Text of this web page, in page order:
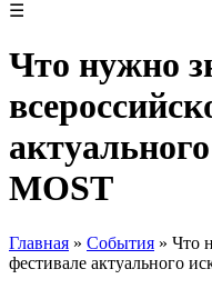
☰
Что нужно
MOST
Главная » События » Что
фестивале актуального